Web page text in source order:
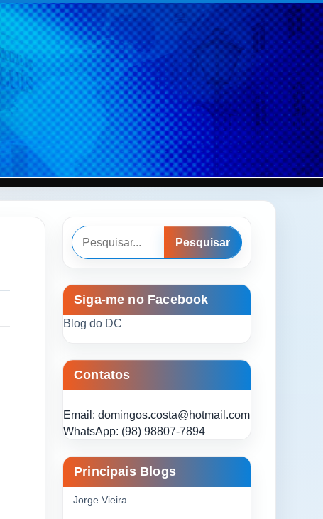
Pesquisar
Pesquisar
Siga-me no Facebook
Blog do DC
Contatos
Email: domingos.costa@hotmail.com
WhatsApp: (98) 98807-7894
Principais Blogs
Jorge Vieira